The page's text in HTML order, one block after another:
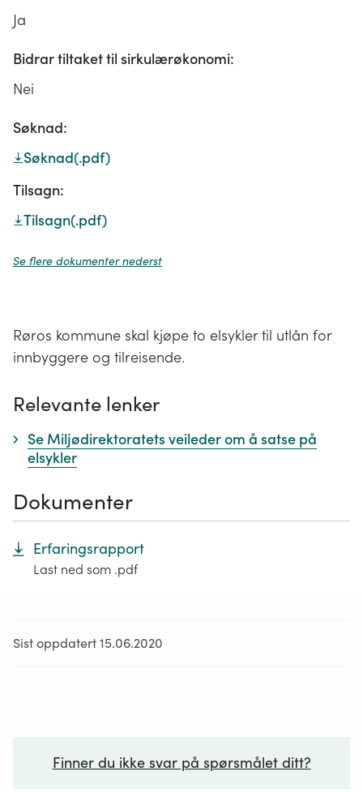
Ja
Bidrar tiltaket til sirkulærøkonomi:
Nei
Søknad:
Søknad(.pdf)
Tilsagn:
Tilsagn(.pdf)
Se flere dokumenter nederst
Røros kommune skal kjøpe to elsykler til utlån for
innbyggere og tilreisende.
Relevante lenker
Se Miljødirektoratets veileder om å satse på
elsykler
Dokumenter
Erfaringsrapport
Last ned som .pdf
Sist oppdatert 15.06.2020
Finner du ikke svar på spørsmålet ditt?